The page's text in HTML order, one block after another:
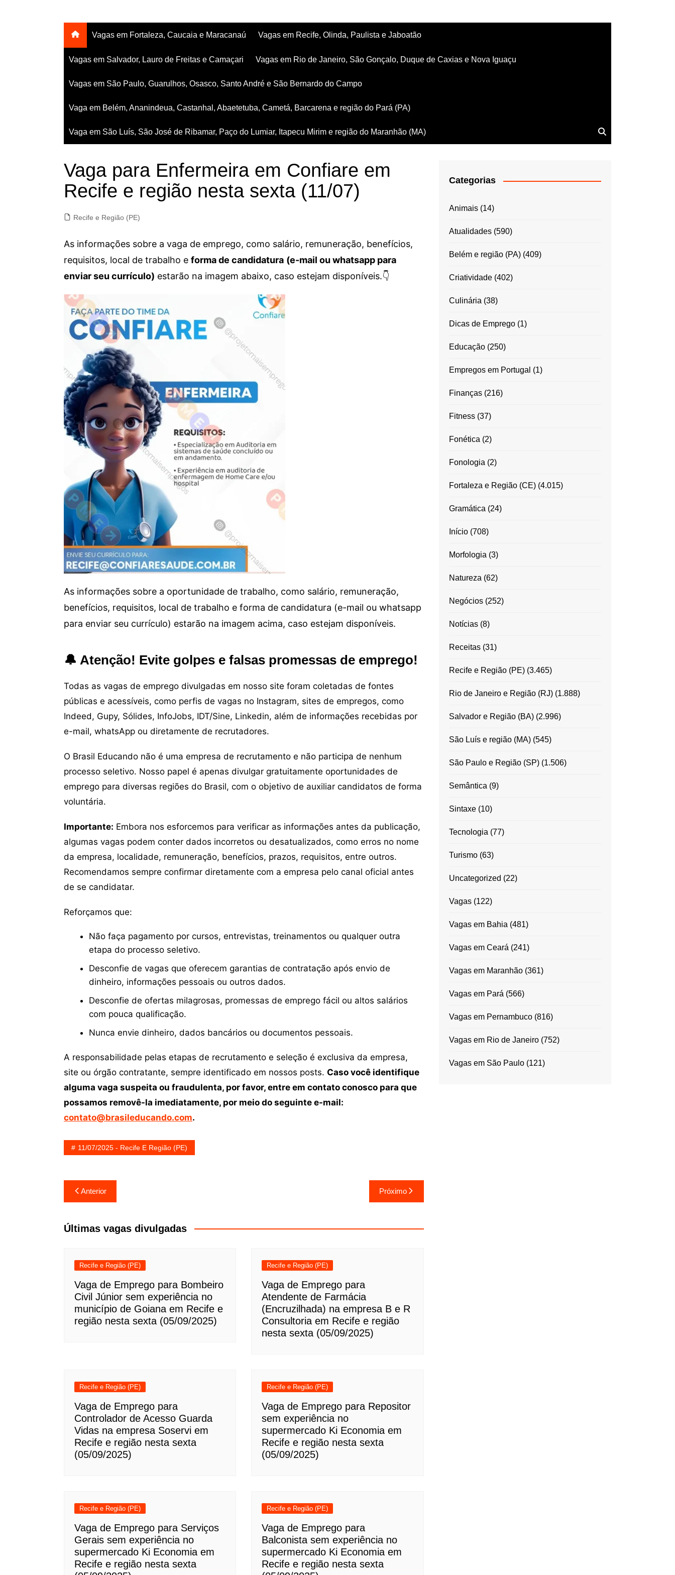
Vagas em Fortaleza, Caucaia e Maracanaú Vagas em Recife, Olinda, Paulista e Jaboatão
Vagas em Salvador, Lauro de Freitas e Camaçari Vagas em Rio de Janeiro, São Gonçalo, Duque de Caxias e Nova Iguaçu
Vagas em São Paulo, Guarulhos, Osasco, Santo André e São Bernardo do Campo
Vaga em Belém, Ananindeua, Castanhal, Abaetetuba, Cametá, Barcarena e região do Pará (PA)
Vaga em São Luís, São José de Ribamar, Paço do Lumiar, Itapecu Mirim e região do Maranhão (MA)
Vaga para Enfermeira em Confiare em
Recife e região nesta sexta (11/07)
Recife e Região (PE)
As informações sobre a vaga de emprego, como salário, remuneração, benefícios,
requisitos, local de trabalho e forma de candidatura (e-mail ou whatsapp para
enviar seu currículo) estarão na imagem abaixo, caso estejam disponíveis.👇
As informações sobre a oportunidade de trabalho, como salário, remuneração,
benefícios, requisitos, local de trabalho e forma de candidatura (e-mail ou whatsapp
para enviar seu currículo) estarão na imagem acima, caso estejam disponíveis.
🔔 Atenção! Evite golpes e falsas promessas de emprego!
Todas as vagas de emprego divulgadas em nosso site foram coletadas de fontes
públicas e acessíveis, como perfis de vagas no Instagram, sites de empregos, como
Indeed, Gupy, Sólides, InfoJobs, IDT/Sine, Linkedin, além de informações recebidas por
e-mail, whatsApp ou diretamente de recrutadores.
O Brasil Educando não é uma empresa de recrutamento e não participa de nenhum
processo seletivo. Nosso papel é apenas divulgar gratuitamente oportunidades de
emprego para diversas regiões do Brasil, com o objetivo de auxiliar candidatos de forma
voluntária.
Importante: Embora nos esforcemos para verificar as informações antes da publicação,
algumas vagas podem conter dados incorretos ou desatualizados, como erros no nome
da empresa, localidade, remuneração, benefícios, prazos, requisitos, entre outros.
Recomendamos sempre confirmar diretamente com a empresa pelo canal oficial antes
de se candidatar.
Reforçamos que:
Não faça pagamento por cursos, entrevistas, treinamentos ou qualquer outra
etapa do processo seletivo.
Desconfie de vagas que oferecem garantias de contratação após envio de
dinheiro, informações pessoais ou outros dados.
Desconfie de ofertas milagrosas, promessas de emprego fácil ou altos salários
com pouca qualificação.
Nunca envie dinheiro, dados bancários ou documentos pessoais.
A responsabilidade pelas etapas de recrutamento e seleção é exclusiva da empresa,
site ou órgão contratante, sempre identificado em nossos posts. Caso você identifique
alguma vaga suspeita ou fraudulenta, por favor, entre em contato conosco para que
possamos removê-la imediatamente, por meio do seguinte e-mail:
contato@brasileducando.com.
11/07/2025 - Recife E Região (PE)
Navegação
de
Post
Anterior Próximo
Últimas vagas divulgadas
Recife e Região (PE)
Vaga de Emprego para Bombeiro
Civil Júnior sem experiência no
município de Goiana em Recife e
região nesta sexta (05/09/2025)
Recife e Região (PE)
Vaga de Emprego para
Atendente de Farmácia
(Encruzilhada) na empresa B e R
Consultoria em Recife e região
nesta sexta (05/09/2025)
Recife e Região (PE)
Vaga de Emprego para
Controlador de Acesso Guarda
Vidas na empresa Soservi em
Recife e região nesta sexta
(05/09/2025)
Recife e Região (PE)
Vaga de Emprego para Repositor
sem experiência no
supermercado Ki Economia em
Recife e região nesta sexta
(05/09/2025)
Recife e Região (PE)
Vaga de Emprego para Serviços
Gerais sem experiência no
supermercado Ki Economia em
Recife e região nesta sexta
Recife e Região (PE)
Vaga de Emprego para
Balconista sem experiência no
supermercado Ki Economia em
Recife e região nesta sexta
Categorias
Animais(14)
Atualidades(590)
Belém e região (PA)(409)
Criatividade(402)
Culinária (38)
Dicas de Emprego(1)
Educação(250)
Empregos em Portugal (1)
Finanças(216)
Fitness(37)
Fonética (2)
Fonologia (2)
Fortaleza e Região (CE)(4.015)
Gramática (24)
Início(708)
Morfologia (3)
Natureza (62)
Negócios(252)
Notícias(8)
Receitas(31)
Recife e Região (PE)(3.465)
Rio de Janeiro e Região (RJ)(1.888)
Salvador e Região (BA)(2.996)
São Luís e região (MA)(545)
São Paulo e Região (SP)(1.506)
Semântica (9)
Sintaxe(10)
Tecnologia (77)
Turismo(63)
Uncategorized (22)
Vagas(122)
Vagas em Bahia (481)
Vagas em Ceará (241)
Vagas em Maranhão(361)
Vagas em Pará (566)
Vagas em Pernambuco(816)
Vagas em Rio de Janeiro(752)
Vagas em São Paulo(121)